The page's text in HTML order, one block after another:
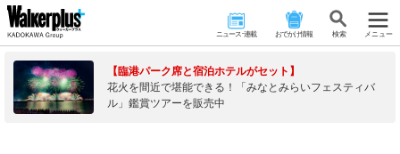
ニュース･連載 おでかけ情報 検 索 メニュー
【臨港パーク席と宿泊ホテルがセット】
花火を間近で堪能できる！「みなとみらいフェスティバ
ル」鑑賞ツアーを販売中